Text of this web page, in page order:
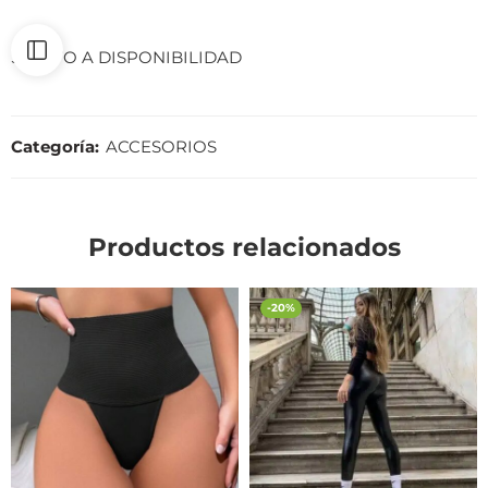
SUJETO A DISPONIBILIDAD
Categoría: ACCESORIOS
Productos relacionados
-20%